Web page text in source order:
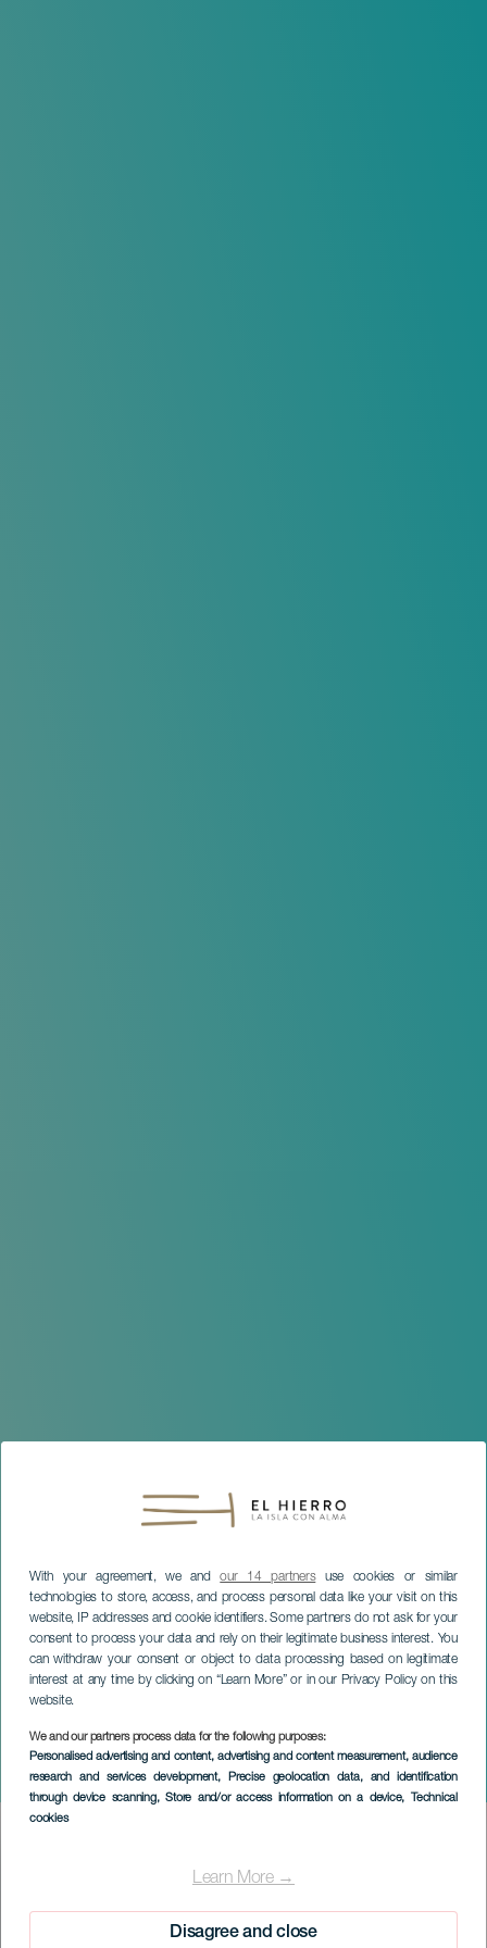
With your agreement, we andour 14 partnersuse cookies or similar
technologies to store, access, and process personal data like your visit on this
website, IP addresses and cookie identifiers. Some partners do not ask for your
consent to process your data and rely on their legitimate business interest. You
can withdraw your consent or object to data processing based on legitimate
interest at any time by clicking on “Learn More” or in our Privacy Policy on this
website.
We and our partners process data for the following purposes:
Personalised advertising and content, advertising and content measurement, audience
research and services development, Precise geolocation data, and identification
through device scanning, Store and/or access information on a device, Technical
cookies
Learn More →
Disagree and close
Insular Artisan Fair
EL HIERRO